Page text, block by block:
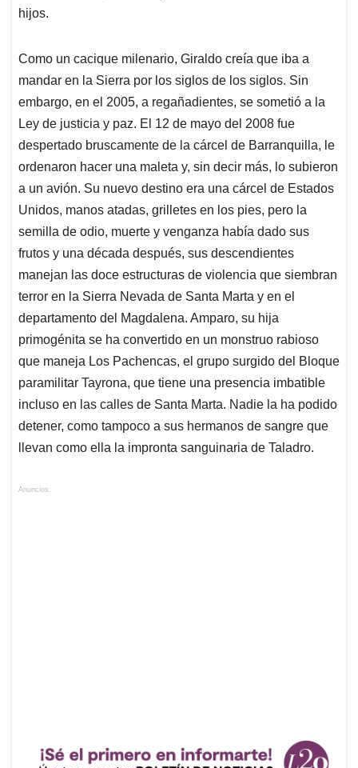
hijos.
Como un cacique milenario, Giraldo creía que iba a
mandar en la Sierra por los siglos de los siglos. Sin
embargo, en el 2005, a regañadientes, se sometió a la
Ley de justicia y paz. El 12 de mayo del 2008 fue
despertado bruscamente de la cárcel de Barranquilla, le
ordenaron hacer una maleta y, sin decir más, lo subieron
a un avión. Su nuevo destino era una cárcel de Estados
Unidos, manos atadas, grilletes en los pies, pero la
semilla de odio, muerte y venganza había dado sus
frutos y una década después, sus descendientes
manejan las doce estructuras de violencia que siembran
terror en la Sierra Nevada de Santa Marta y en el
departamento del Magdalena. Amparo, su hija
primogénita se ha convertido en un monstruo rabioso
que maneja Los Pachencas, el grupo surgido del Bloque
paramilitar Tayrona, que tiene una presencia imbatible
incluso en las calles de Santa Marta. Nadie la ha podido
detener, como tampoco a sus hermanos de sangre que
llevan como ella la impronta sanguinaria de Taladro.
Anuncios.